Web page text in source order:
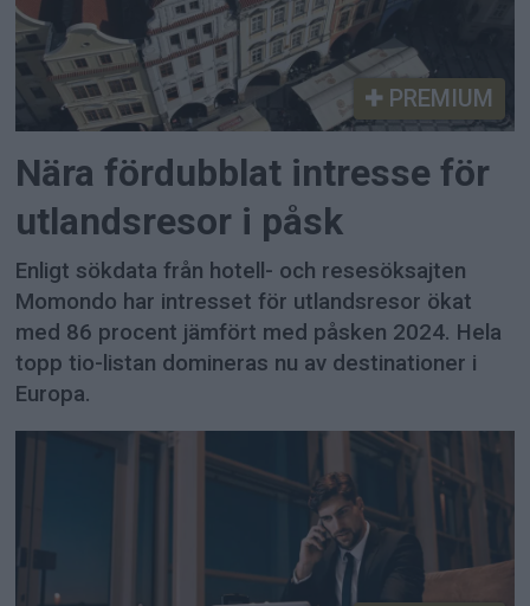
PREMIUM
Nära fördubblat intresse för
utlandsresor i påsk
Enligt sökdata från hotell- och resesöksajten
Momondo har intresset för utlandsresor ökat
med 86 procent jämfört med påsken 2024. Hela
topp tio-listan domineras nu av destinationer i
Europa.